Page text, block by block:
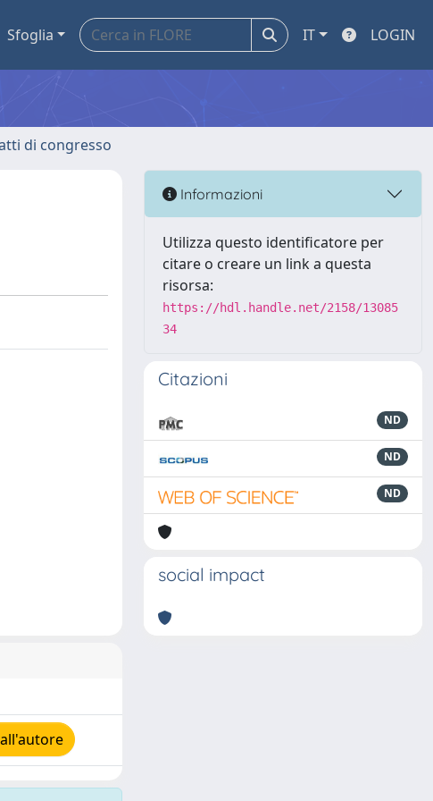
Sfoglia IT LOGIN
di congresso
Informazioni
Utilizza questo identificatore per
citare o creare un link a questa
risorsa:
https://hdl.handle.net/2158/13085
34
Citazioni
ND
ND
ND
social impact